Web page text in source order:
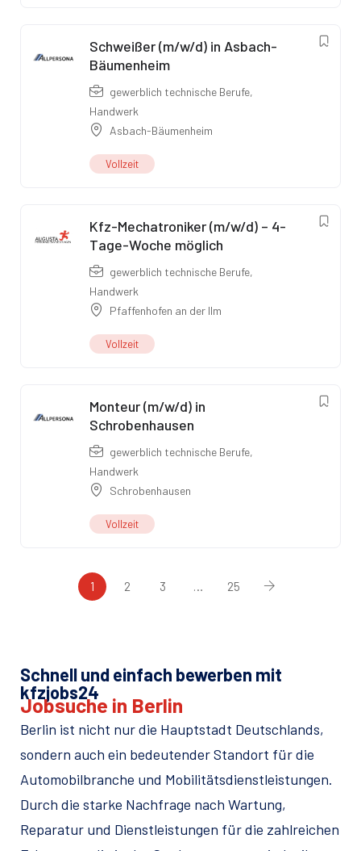
Schweißer (m/w/d) in Asbach-
Bäumenheim
gewerblich technische Berufe,
Handwerk
Asbach-Bäumenheim
Vollzeit
Kfz-Mechatroniker (m/w/d) – 4-
Tage-Woche möglich
gewerblich technische Berufe,
Handwerk
Pfaffenhofen an der Ilm
Vollzeit
Monteur (m/w/d) in
Schrobenhausen
gewerblich technische Berufe,
Handwerk
Schrobenhausen
Vollzeit
1 2 3 … 25
Schnell und einfach bewerben mit
kfzjobs24
Jobsuche in Berlin
Berlin ist nicht nur die Hauptstadt Deutschlands,
sondern auch ein bedeutender Standort für die
Automobilbranche und Mobilitätsdienstleistungen.
Durch die starke Nachfrage nach Wartung,
Reparatur und Dienstleistungen für die zahlreichen